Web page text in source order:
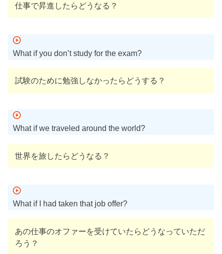
仕事で昇進したらどうなる？
What if you don’t study for the exam?
試験のために勉強しなかったらどうする？
What if we traveled around the world?
世界を旅したらどうなる？
What if I had taken that job offer?
あの仕事のオファーを受けていたらどうなっていただ
ろう？